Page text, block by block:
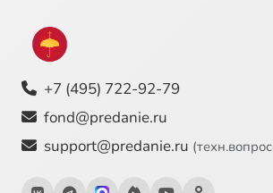
+7 (495) 722-92-79
fond@predanie.ru
support@predanie.ru